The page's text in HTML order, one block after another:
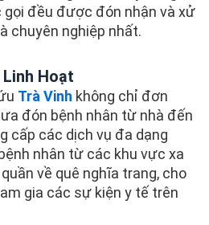
gọi đều được đón nhận và xử
chuyên nghiệp nhất.
Hoạt
Trà Vinh không chỉ đơn
đón bệnh nhân từ nhà đến
cấp các dịch vụ đa dạng
nhân từ các khu vực xa
về quê nghĩa trang, cho
gia các sự kiện y tế trên